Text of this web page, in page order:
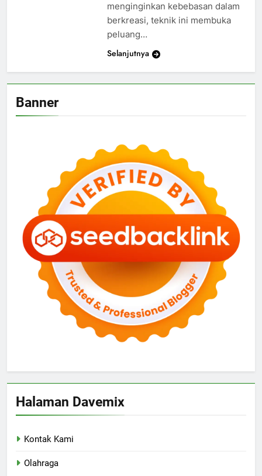
menginginkan kebebasan dalam
berkreasi, teknik ini membuka
peluang…
Selanjutnya
Banner
Halaman Davemix
Kontak Kami
Olahraga